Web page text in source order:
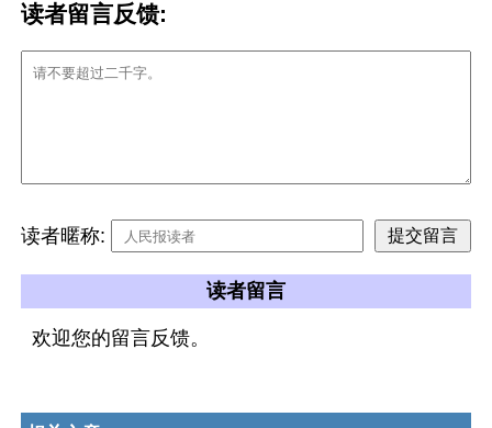
读者留言反馈:
读者暱称:
读者留言
欢迎您的留言反馈。